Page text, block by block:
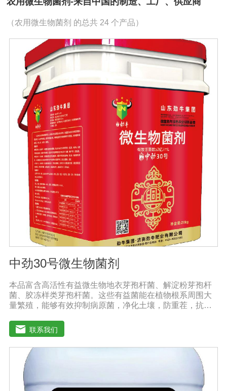
（农用微生物菌剂 的总共 24 个产品）
中劲30号微生物菌剂
本品富含高活性有益微生物地衣芽孢杆菌、解淀粉芽孢杆
菌、胶冻样类芽孢杆菌。这些有益菌能在植物根系周围大
量繁殖，能够有效抑制病原菌，净化土壤，防重茬，抗病
生物菌群，防止作物生理性病害的发生，促生根、吸收
快，促使作物快速生新根，提高叶绿素含量，增加叶片干
物质积累及果蔬中糖分和VC含量，提高产量、改善品质。
◆螯合养分、高效吸收：采用高纯度螯合态可溶性原料，
海藻中特有的海藻多糖、藻肮酸、高度饱和脂肪酸，可刺
激植物体内非特异活性因子的产生和调节内源素的平衡，
改善土壤酸化、板结。◆调控生长、转色膨果：激活植物
联系我们